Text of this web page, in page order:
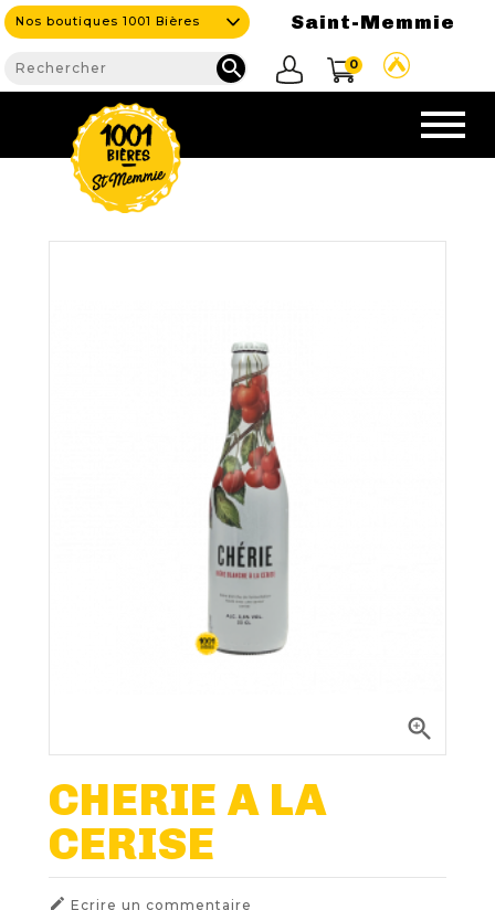
Nos boutiques 1001 Bières Saint-Memmie
 0

Nouveautés
Nos Bières
Nos Fûts De Bière
Nos Spiritueux
Nos Boxes
Paniers Cadeaux À Composer
TIREUSES

CHERIE A LA
CERISE
 Ecrire un commentaire